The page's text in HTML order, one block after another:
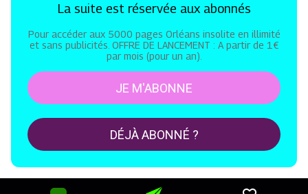
La suite est réservée aux abonnés
Pour accéder aux 5000 pages Orléans insolite en illimité
et sans publicités. OFFRE DE LANCEMENT : A partir de 1€
par mois (pour un an).
JE M'ABONNE
DÉJÀ ABONNÉ ?